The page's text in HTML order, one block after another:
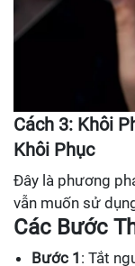
Cách 3: Khôi
Khôi Phục
Đây là phương
vẫn muốn sử
Các Bước
Bước 1 : Tắt